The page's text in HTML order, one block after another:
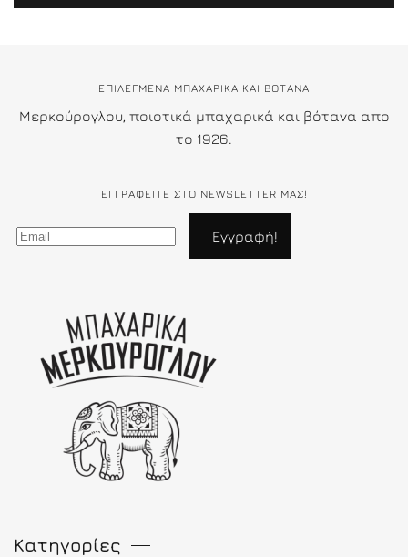
ΕΠΙΛΕΓΜΕΝΑ ΜΠΑΧΑΡΙΚΑ ΚΑΙ ΒΟΤΑΝΑ
Μερκούρογλου, ποιοτικά μπαχαρικά και βότανα απο
το 1926.
ΕΓΓΡΑΦΕΊΤΕ ΣΤΟ NEWSLETTER ΜΑΣ!
Κατηγορίες